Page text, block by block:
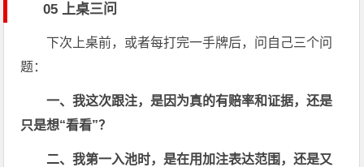
05 上桌三问
下次上桌前，或者每打完一手牌后，问自己三个问
题：
一、我这次跟注，是因为真的有赔率和证据，还是
只是想“看看”？
二、我第一入池时，是在用加注表达范围，还是又